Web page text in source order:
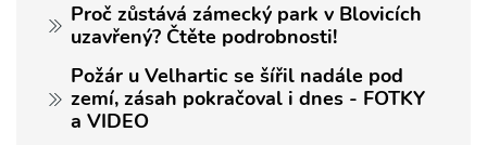
Proč zůstává zámecký park v Blovicích
uzavřený? Čtěte podrobnosti!
Požár u Velhartic se šířil nadále pod
zemí, zásah pokračoval i dnes - FOTKY
a VIDEO